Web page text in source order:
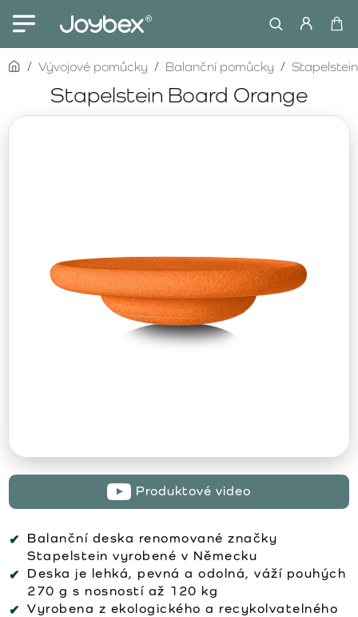
Stapelstein Board Orange
homeVývojové pomůcky Balanční pomůcky Stapelstein
Produktové video
Balanční deska renomované značky
Stapelstein vyrobené v Německu
Deska je lehká, pevná a odolná, váží pouhých
270 g s nosností až 120 kg
Vyrobena z ekologického a recykolvatelného